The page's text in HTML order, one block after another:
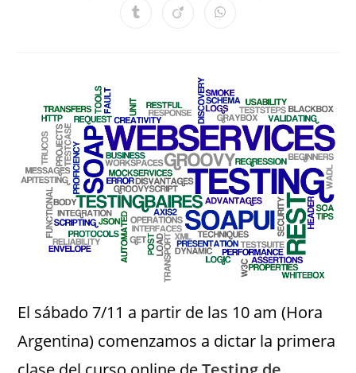
El sábado 7/11 a partir de las 10 am (Hora
Argentina) comenzamos a dictar la primera